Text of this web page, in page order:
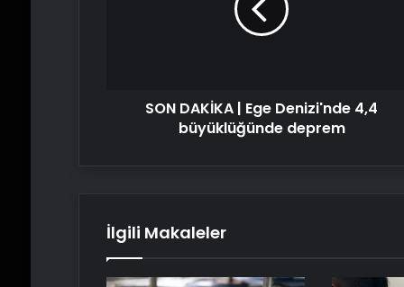
SON DAKİKA | Ege Denizi'nde 4,4
büyüklüğünde deprem
İlgili Makaleler